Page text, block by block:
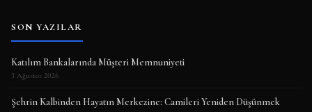
SON YAZILAR
Katılım Bankalarında Müşteri Memnuniyeti
3 Ağustos 2026
Şehrin Kalbinden Hayatın Merkezine: Camileri Yeniden Düşünmek